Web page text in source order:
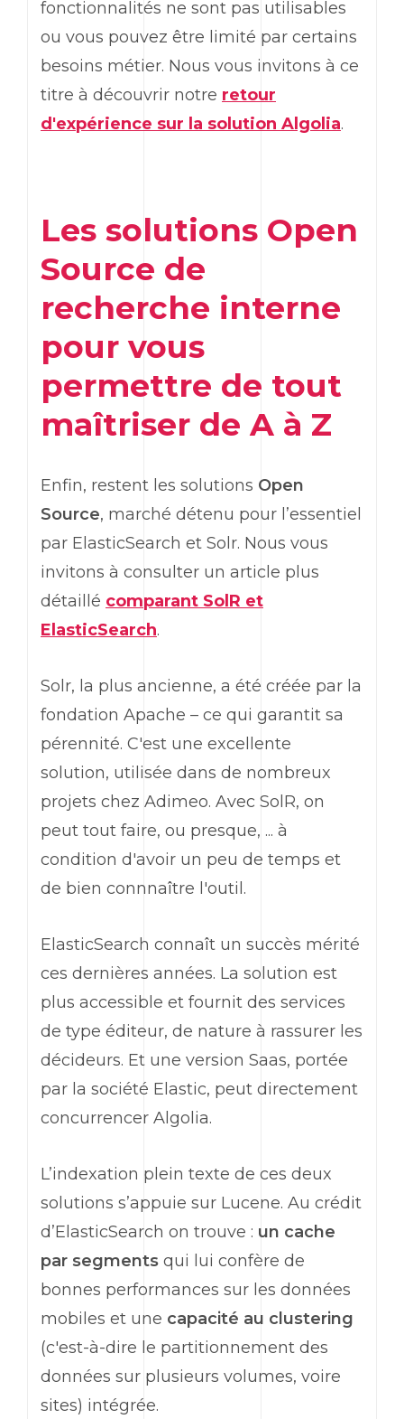
fonctionnalités ne sont pas utilisables
ou vous pouvez être limité par certains
besoins métier. Nous vous invitons à ce
titre à découvrir notre retour
d'expérience sur la solution Algolia.
Les solutions Open
Source de
recherche interne
pour vous
permettre de tout
maîtriser de A à Z
Enfin, restent les solutions Open
Source, marché détenu pour l’essentiel
par ElasticSearch et Solr. Nous vous
invitons à consulter un article plus
détaillé comparant SolR et
ElasticSearch.
Solr, la plus ancienne, a été créée par la
fondation Apache – ce qui garantit sa
pérennité. C'est une excellente
solution, utilisée dans de nombreux
projets chez Adimeo. Avec SolR, on
peut tout faire, ou presque, ... à
condition d'avoir un peu de temps et
de bien connnaître l'outil.
ElasticSearch connaît un succès mérité
ces dernières années. La solution est
plus accessible et fournit des services
de type éditeur, de nature à rassurer les
décideurs. Et une version Saas, portée
par la société Elastic, peut directement
concurrencer Algolia.
L’indexation plein texte de ces deux
solutions s’appuie sur Lucene. Au crédit
d’ElasticSearch on trouve : un cache
par segments qui lui confère de
bonnes performances sur les données
mobiles et une capacité au clustering
(c'est-à-dire le partitionnement des
données sur plusieurs volumes, voire
sites) intégrée.